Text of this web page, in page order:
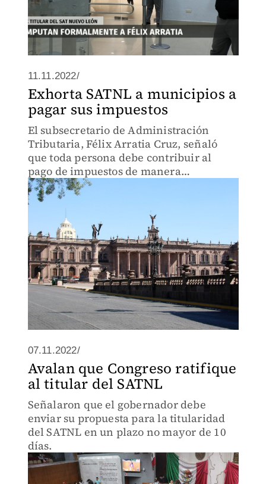
11.11.2022/
Exhorta SATNL a municipios a
pagar sus impuestos
El subsecretario de Administración
Tributaria, Félix Arratia Cruz, señaló
que toda persona debe contribuir al
pago de impuestos de manera
proporcional y equitativa, por lo que los
entes de gobierno deberán hacer lo
07.11.2022/
Avalan que Congreso ratifique
al titular del SATNL
Señalaron que el gobernador debe
enviar su propuesta para la titularidad
del SATNL en un plazo no mayor de 10
días.